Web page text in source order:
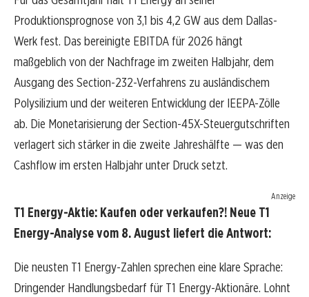
Produktionsprognose von 3,1 bis 4,2 GW aus dem Dallas-
Werk fest. Das bereinigte EBITDA für 2026 hängt
maßgeblich von der Nachfrage im zweiten Halbjahr, dem
Ausgang des Section-232-Verfahrens zu ausländischem
Polysilizium und der weiteren Entwicklung der IEEPA-Zölle
ab. Die Monetarisierung der Section-45X-Steuergutschriften
verlagert sich stärker in die zweite Jahreshälfte — was den
Cashflow im ersten Halbjahr unter Druck setzt.
Anzeige
T1 Energy-Aktie: Kaufen oder verkaufen?! Neue T1
Energy-Analyse vom 8. August liefert die Antwort:
Die neusten T1 Energy-Zahlen sprechen eine klare Sprache:
Dringender Handlungsbedarf für T1 Energy-Aktionäre. Lohnt